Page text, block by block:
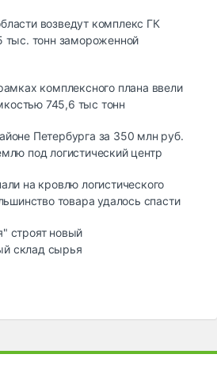
возведут комплекс ГК
тыс. тонн замороженной
комплексного плана ввели
745,6 тыс тонн
Петербурга за 350 млн руб.
под логистический центр
на кровлю логистического
товара удалось спасти
строят новый
склад сырья